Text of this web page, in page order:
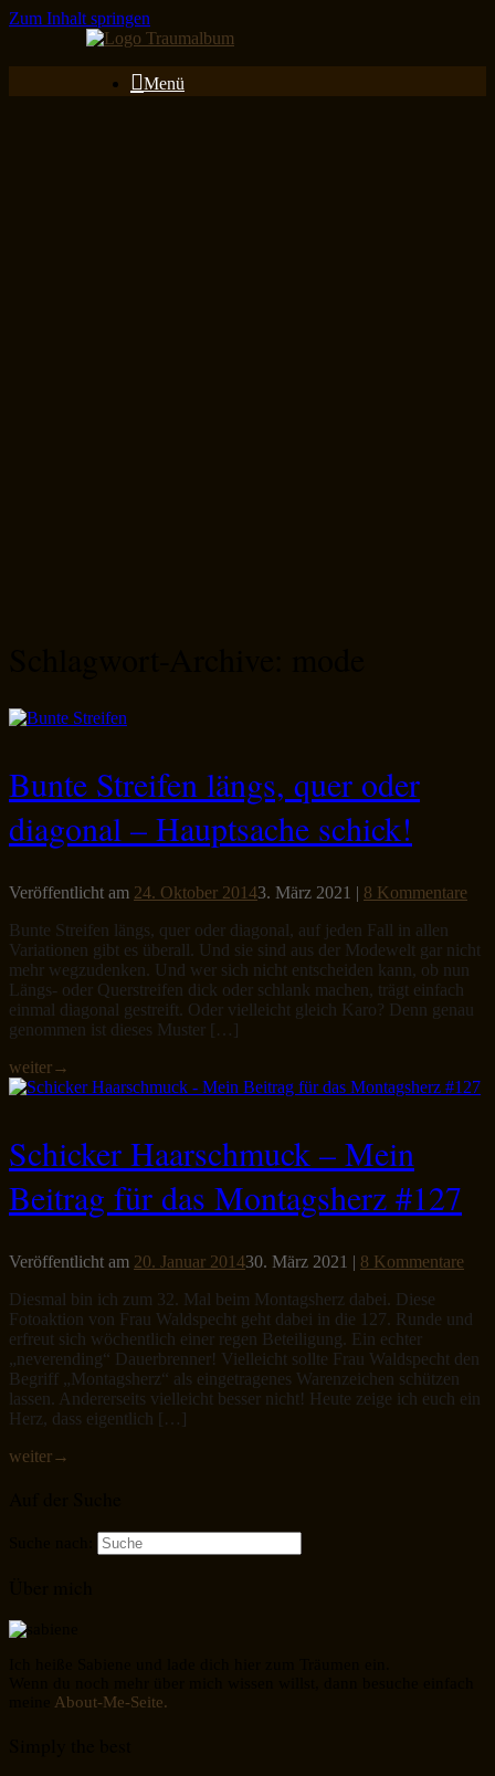
Zum Inhalt springen
Menü
Bunte Streifen längs, quer oder
diagonal – Hauptsache schick!
Veröffentlicht am 24. Oktober 20143. März 2021 | 8 Kommentare
Bunte Streifen längs, quer oder diagonal, auf jeden Fall in allen
Variationen gibt es überall. Und sie sind aus der Modewelt gar nicht
mehr wegzudenken. Und wer sich nicht entscheiden kann, ob nun
Längs- oder Querstreifen dick oder schlank machen, trägt einfach
einmal diagonal gestreift. Oder vielleicht gleich Karo? Denn genau
genommen ist dieses Muster […]
weiter→
Schicker Haarschmuck – Mein
Beitrag für das Montagsherz #127
Veröffentlicht am 20. Januar 201430. März 2021 | 8 Kommentare
Diesmal bin ich zum 32. Mal beim Montagsherz dabei. Diese
Fotoaktion von Frau Waldspecht geht dabei in die 127. Runde und
erfreut sich wöchentlich einer regen Beteiligung. Ein echter
„neverending“ Dauerbrenner! Vielleicht sollte Frau Waldspecht den
Begriff „Montagsherz“ als eingetragenes Warenzeichen schützen
lassen. Andererseits vielleicht besser nicht! Heute zeige ich euch ein
Herz, dass eigentlich […]
weiter→
About-Me-Seite.